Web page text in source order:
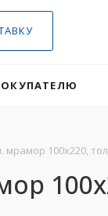
мрамор 100х220,